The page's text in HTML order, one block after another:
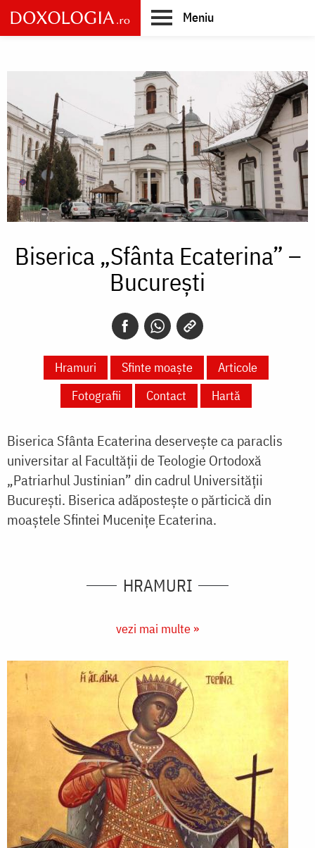
Skip
to
main
Meniu
Biserica „Sfânta Ecaterina” –
București
Hramuri Sfinte moaște
Articole
Fotografii
Contact Hartă
Biserica Sfânta Ecaterina deservește ca paraclis
universitar al Facultății de Teologie Ortodoxă
„Patriarhul Justinian” din cadrul Universității
București. Biserica adăpostește o părticică din
moaștele Sfintei Mucenițe Ecaterina.
HRAMURI
vezi mai multe »